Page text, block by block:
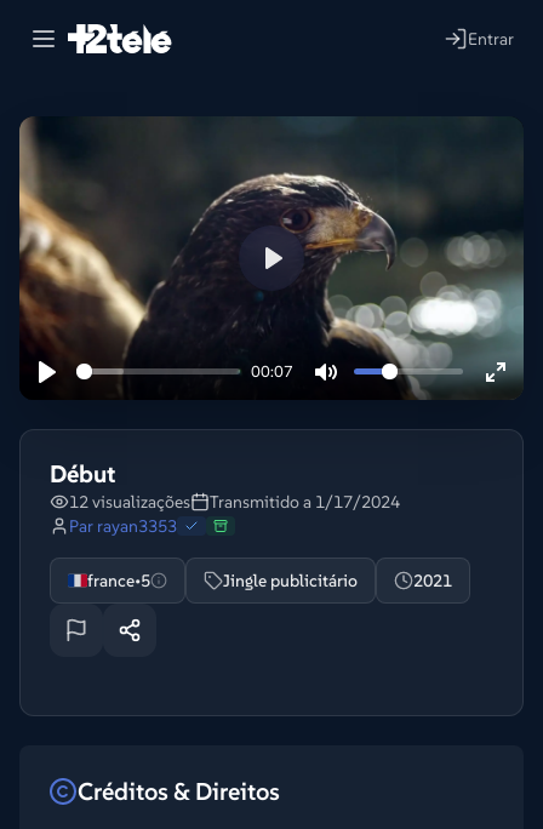
Entrar
00:07
Lire
Début
12 visualizações
Transmitido a 1/17/2024
Par rayan3353
france•5 Jingle publicitário 2021
Créditos & Direitos